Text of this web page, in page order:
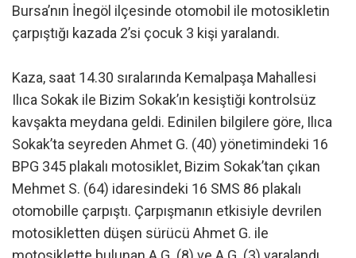
Bursa’nın İnegöl ilçesinde otomobil ile motosikletin
çarpıştığı kazada 2’si çocuk 3 kişi yaralandı.
Kaza, saat 14.30 sıralarında Kemalpaşa Mahallesi
Ilıca Sokak ile Bizim Sokak’ın kesiştiği kontrolsüz
kavşakta meydana geldi. Edinilen bilgilere göre, Ilıca
Sokak’ta seyreden Ahmet G. (40) yönetimindeki 16
BPG 345 plakalı motosiklet, Bizim Sokak’tan çıkan
Mehmet S. (64) idaresindeki 16 SMS 86 plakalı
otomobille çarpıştı. Çarpışmanın etkisiyle devrilen
motosikletten düşen sürücü Ahmet G. ile